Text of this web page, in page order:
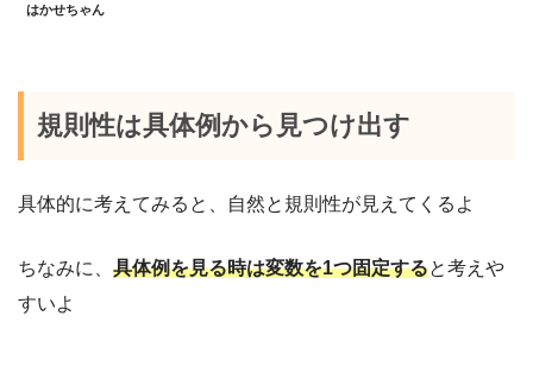
はかせちゃん
規則性は具体例から見つけ出す
具体的に考えてみると、自然と規則性が見えてくるよ
ちなみに、 具体例を見る時は変数を1つ固定すると考えや
すいよ